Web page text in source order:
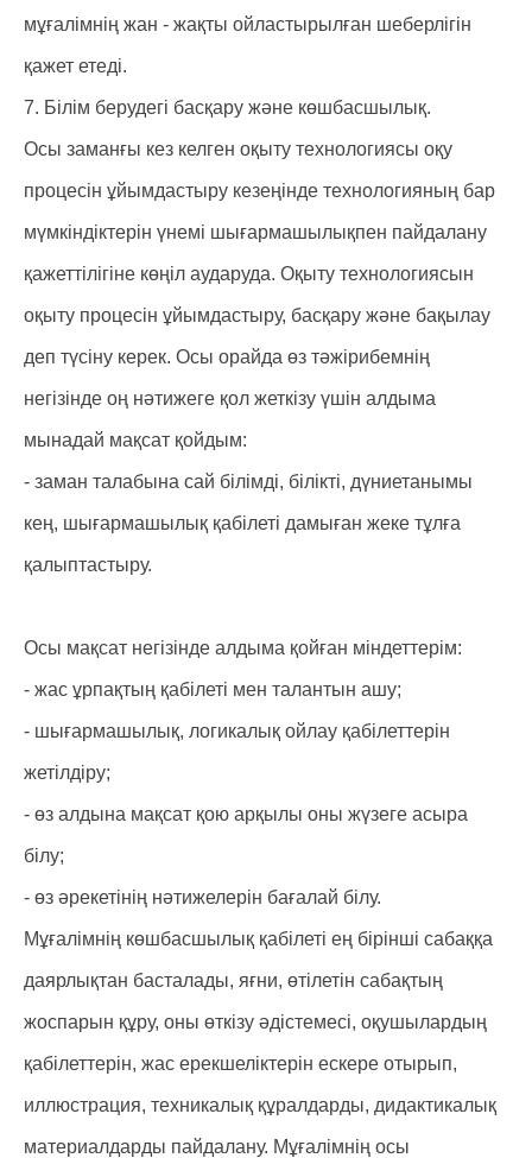
мұғалімнің жан - жақты ойластырылған шеберлігін
қажет етеді.
7. Білім берудегі басқару және көшбасшылық.
Осы заманғы кез келген оқыту технологиясы оқу
процесін ұйымдастыру кезеңінде технологияның бар
мүмкіндіктерін үнемі шығармашылықпен пайдалану
қажеттілігіне көңіл аударуда. Оқыту технологиясын
оқыту процесін ұйымдастыру, басқару және бақылау
деп түсіну керек. Осы орайда өз тәжірибемнің
негізінде оң нәтижеге қол жеткізу үшін алдыма
мынадай мақсат қойдым:
- заман талабына сай білімді, білікті, дүниетанымы
кең, шығармашылық қабілеті дамыған жеке тұлға
қалыптастыру.
Осы мақсат негізінде алдыма қойған міндеттерім:
- жас ұрпақтың қабілеті мен талантын ашу;
- шығармашылық, логикалық ойлау қабілеттерін
жетілдіру;
- өз алдына мақсат қою арқылы оны жүзеге асыра
білу;
- өз әрекетінің нәтижелерін бағалай білу.
Мұғалімнің көшбасшылық қабілеті ең бірінші сабаққа
даярлықтан басталады, яғни, өтілетін сабақтың
жоспарын құру, оны өткізу әдістемесі, оқушылардың
қабілеттерін, жас ерекшеліктерін ескере отырып,
иллюстрация, техникалық құралдарды, дидактикалық
материалдарды пайдалану. Мұғалімнің осы